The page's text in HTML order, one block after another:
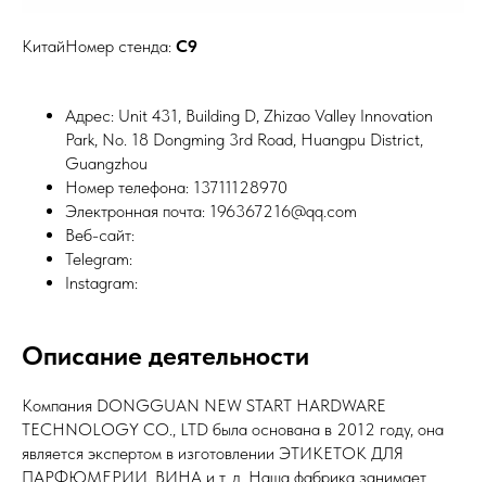
КитайНомер стенда: C9
Адрес: Unit 431, Building D, Zhizao Valley Innovation
Park, No. 18 Dongming 3rd Road, Huangpu District,
Guangzhou
Номер телефона: 13711128970
Электронная почта: 196367216@qq.com
Веб-сайт:
Telegram:
Instagram:
Описание деятельности
Компания DONGGUAN NEW START HARDWARE
TECHNOLOGY CO., LTD была основана в 2012 году, она
является экспертом в изготовлении ЭТИКЕТОК ДЛЯ
ПАРФЮМЕРИИ, ВИНА и т. д. Наша фабрика занимает